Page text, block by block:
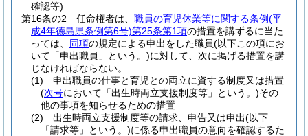
確認等)
第16条の2
任命権者は、 職員の育児休業等に関する条例(平
成4年徳島県条例第6号)第25条第1項の措置を講ずるに当た
っては、 同項の規定による申出をした職員(以下この項にお
いて「申出職員」という。)に対して、次に掲げる措置を講
じなければならない。
(1)
申出職員の仕事と育児との両立に資する制度又は措置
(次号において「出生時両立支援制度等」という。)その
他の事項を知らせるための措置
(2)
出生時両立支援制度等の請求、申告又は申出(以下
「請求等」という。)に係る申出職員の意向を確認するた